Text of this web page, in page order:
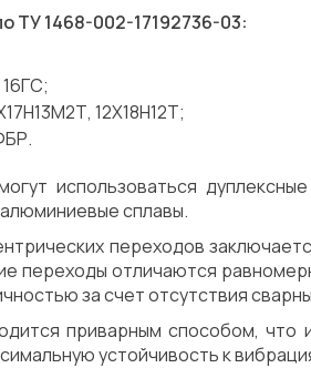
обработка Испытания/
ТУ 1468-002-17192736-03:
12Х18Н12Т;
использоваться
сплавы.
переходов
переходы отличаются
за счет отсутствия
приварным способом, что
устойчивость к